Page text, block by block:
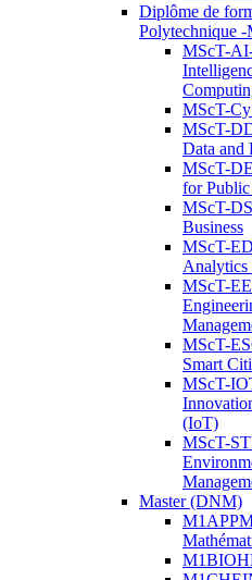
Diplôme de
Polytechnique
MScT-
MScT-
MScT-
Data and
MScT-
for
MScT-
Business
MScT-
Analytics
MScT-
MScT-
Smart
MScT-
(IoT)
MScT-
Master (DNM)